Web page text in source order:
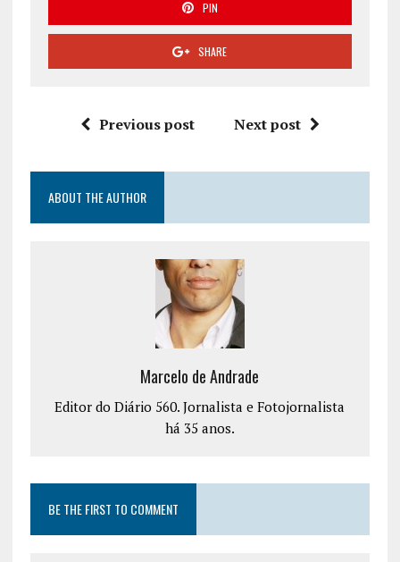
PIN
SHARE
Previous post Next post
ABOUT THE AUTHOR
Marcelo de Andrade
Editor do Diário 560. Jornalista e Fotojornalista
há 35 anos.
BE THE FIRST TO COMMENT